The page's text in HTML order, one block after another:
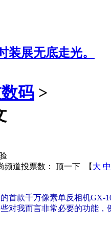
装展无底走光。
码 >
频道投票数： 顶一下 【 大 中
首款千万像素单反相机
对我而言非常必要的功能